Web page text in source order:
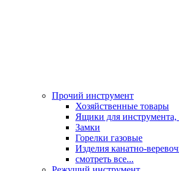
Прочий инструмент
Хозяйственные товары
Ящики для инструмента,
Замки
Горелки газовые
Изделия канатно-
смотреть все...